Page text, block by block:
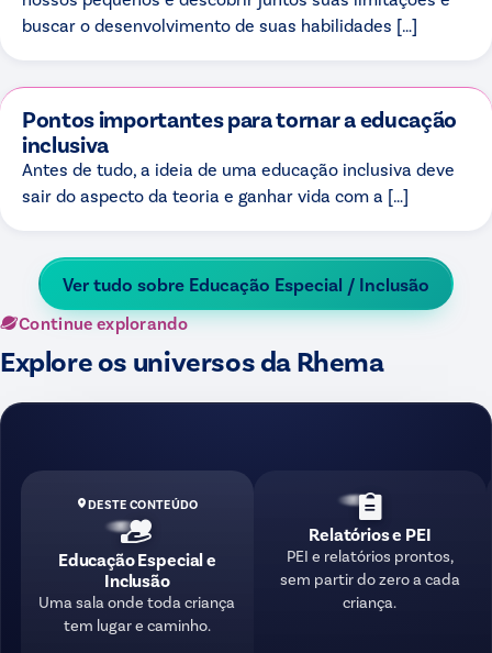
buscar o desenvolvimento de suas habilidades […]
Pontos importantes para tornar a educação
inclusiva
Antes de tudo, a ideia de uma educação inclusiva deve
sair do aspecto da teoria e ganhar vida com a […]
Ver tudo sobre Educação Especial / Inclusão
Continue explorando
Explore os universos da Rhema
DESTE CONTEÚDO
Educação Especial e
Inclusão
Uma sala onde toda criança
tem lugar e caminho.
Relatórios e PEI
PEI e relatórios prontos,
sem partir do zero a cada
criança.